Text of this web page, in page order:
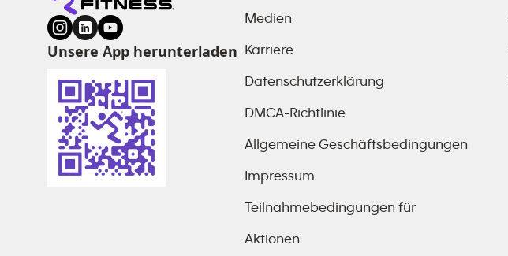
Unsere App herunterladen
Medien
Karriere
Datenschutzerklärung
DMCA-Richtlinie
Allgemeine Geschäftsbedingungen
Impressum
Teilnahmebedingungen für
Aktionen